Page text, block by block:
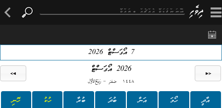
×
7 އޯގަސްޓް 2026
2026 އޯގަސްޓް
C - B 1448
އާދީ ހޯމަ އަން ބުދަ ބުރާ ހުކު ހޮނި